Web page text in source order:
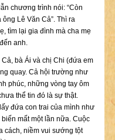
chương trình nói: “Còn
Lê Văn Cả”. Thì ra
tìm lại gia đình mà cha mẹ
anh.
bà Ái và chị Chi (đứa em
quay. Cả hội trường như
phúc, những vòng tay ôm
thể tin đó là sự thật.
đứa con trai của mình như
mất một lần nữa. Cuộc
cách, niềm vui sướng tột